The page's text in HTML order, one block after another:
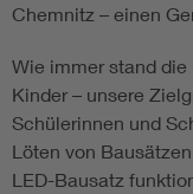
Chemnitz – einen
Wie immer stand die
Kinder – unsere
Schülerinnen und
Löten von
LED-Bausatz